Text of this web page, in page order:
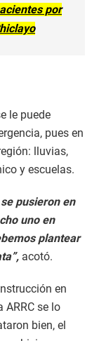
por
le puede
pues en
lluvias,
y escuelas.
pusieron en
uno en
plantear
acotó.
en
se lo
bien, el